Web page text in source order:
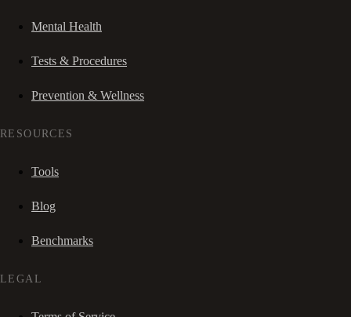
Mental Health
Tests & Procedures
Prevention & Wellness
RESOURCES
Tools
Blog
Benchmarks
LEGAL